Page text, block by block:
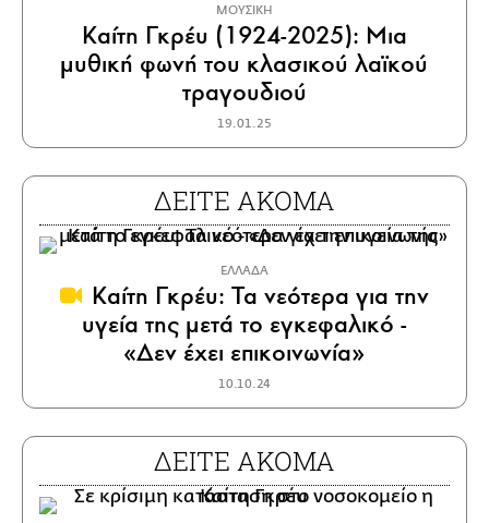
ΜΟΥΣΙΚΗ
Καίτη Γκρέυ (1924-2025): Μια
μυθική φωνή του κλασικού λαϊκού
τραγουδιού
19.01.25
ΔΕΙΤΕ ΑΚΟΜΑ
ΕΛΛΑΔΑ
Καίτη Γκρέυ: Τα νεότερα για την
υγεία της μετά το εγκεφαλικό -
«Δεν έχει επικοινωνία»
10.10.24
ΔΕΙΤΕ ΑΚΟΜΑ